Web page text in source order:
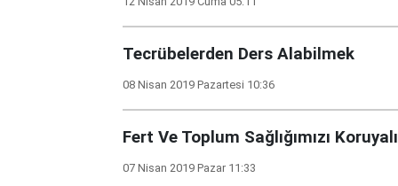
Tecrübelerden Ders Alabilmek
08 Nisan 2019 Pazartesi 10:36
Fert Ve Toplum Sağlığımızı
07 Nisan 2019 Pazar 11:33